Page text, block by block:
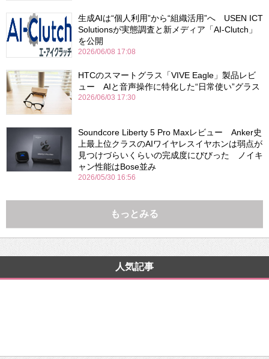
生成AIは“個人利用”から“組織活用”へ USEN ICT
Solutionsが実態調査と新メディア「AI-Clutch」
を公開
2026/06/08 17:08
HTCのスマートグラス「VIVE Eagle」製品レビ
ュー AIと音声操作に特化した“日常使い”グラス
2026/06/03 17:30
Soundcore Liberty 5 Pro Maxレビュー Anker史
上最上位クラスのAIワイヤレスイヤホンは弱点が
見つけづらいくらいの完成度にびびった ノイキ
ャン性能はBose並み
2026/05/30 16:56
もっとみる
人気記事